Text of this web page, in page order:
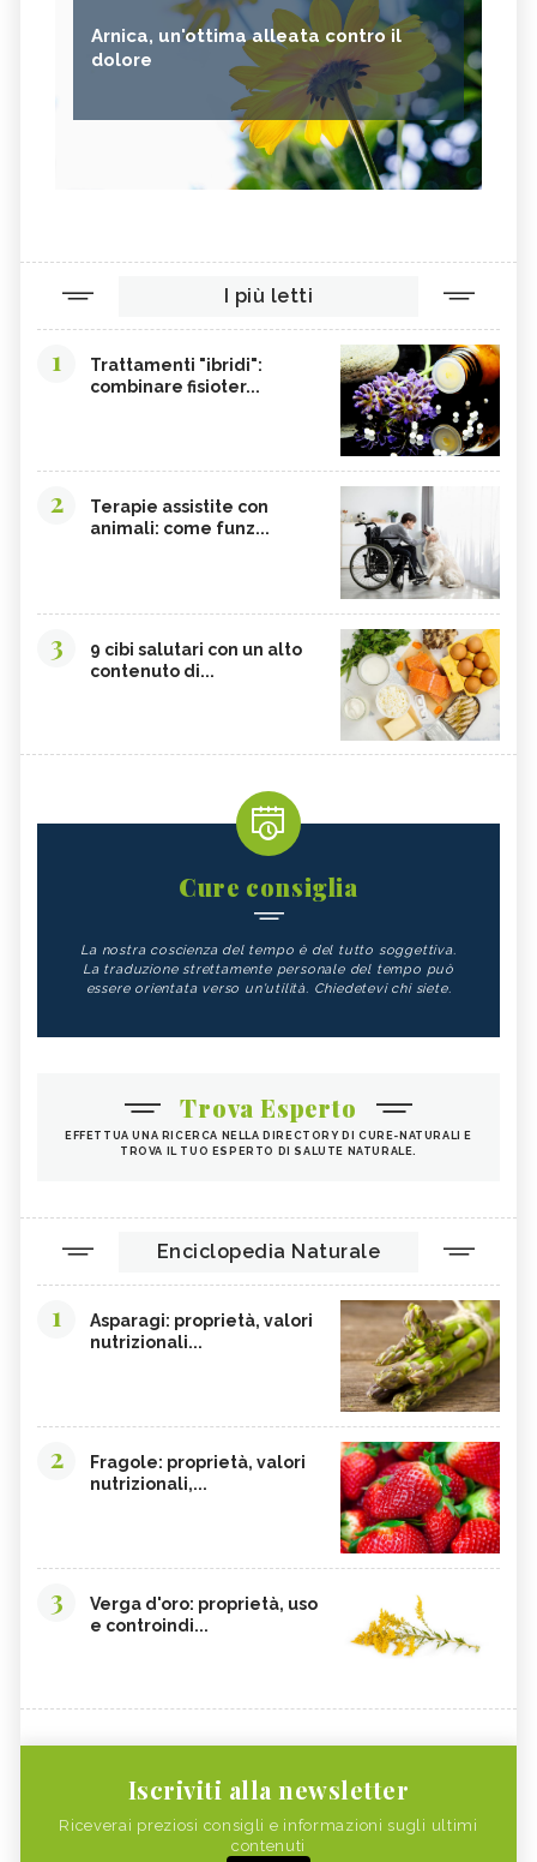
Arnica, un'ottima alleata contro il
dolore
I più letti
1
Trattamenti "ibridi":
combinare fisioter...
2
Terapie assistite con
animali: come funz...
3
9 cibi salutari con un alto
contenuto di...
Cure consiglia
La nostra coscienza del tempo è del tutto soggettiva.
La traduzione strettamente personale del tempo può
essere orientata verso un'utilità. Chiedetevi chi siete.
Trova Esperto
EFFETTUA UNA RICERCA NELLA DIRECTORY DI CURE-NATURALI E
TROVA IL TUO ESPERTO DI SALUTE NATURALE.
Enciclopedia Naturale
1
Asparagi: proprietà, valori
nutrizionali...
2
Fragole: proprietà, valori
nutrizionali,...
3
Verga d'oro: proprietà, uso
e controindi...
Iscriviti alla newsletter
Riceverai preziosi consigli e informazioni sugli ultimi
contenuti